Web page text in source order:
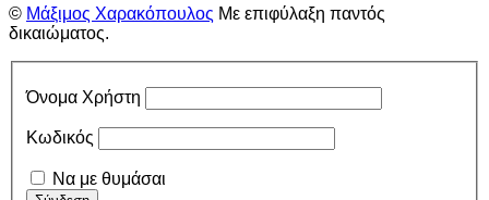
© Μάξιμος Χαρακόπουλος Με επιφύλαξη παντός
δικαιώματος.
Όνομα Χρήστη
Κωδικός
Να με θυμάσαι